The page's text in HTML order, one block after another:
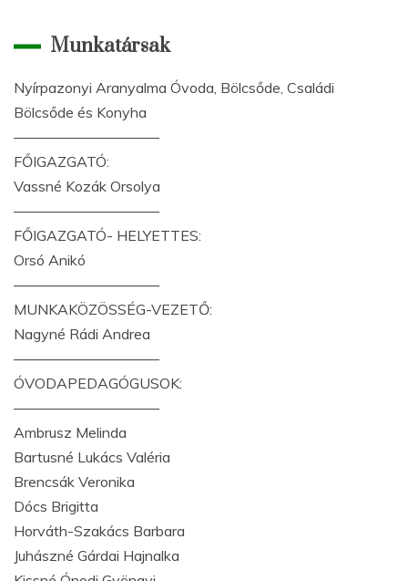
Munkatársak
Nyírpazonyi Aranyalma Óvoda, Bölcsőde, Családi
Bölcsőde és Konyha
——————————
FŐIGAZGATÓ:
Vassné Kozák Orsolya
——————————
FŐIGAZGATÓ- HELYETTES:
Orsó Anikó
——————————
MUNKAKÖZÖSSÉG-VEZETŐ:
Nagyné Rádi Andrea
——————————
ÓVODAPEDAGÓGUSOK:
——————————
Ambrusz Melinda
Bartusné Lukács Valéria
Brencsák Veronika
Dócs Brigitta
Horváth-Szakács Barbara
Juhászné Gárdai Hajnalka